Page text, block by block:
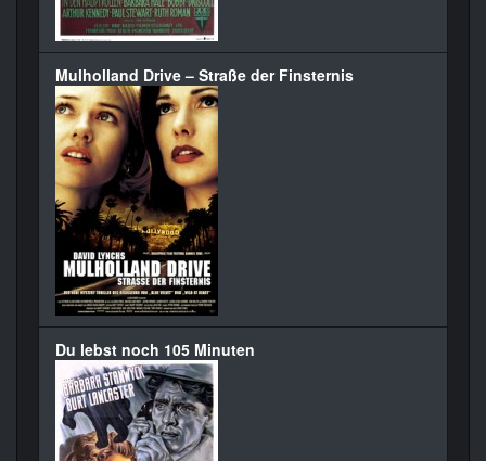
Mulholland Drive – Straße der Finsternis
Du lebst noch 105 Minuten